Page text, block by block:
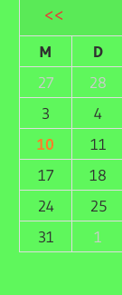
<<
M D
27
28
3
4
10
11
17
18
24
25
31
1